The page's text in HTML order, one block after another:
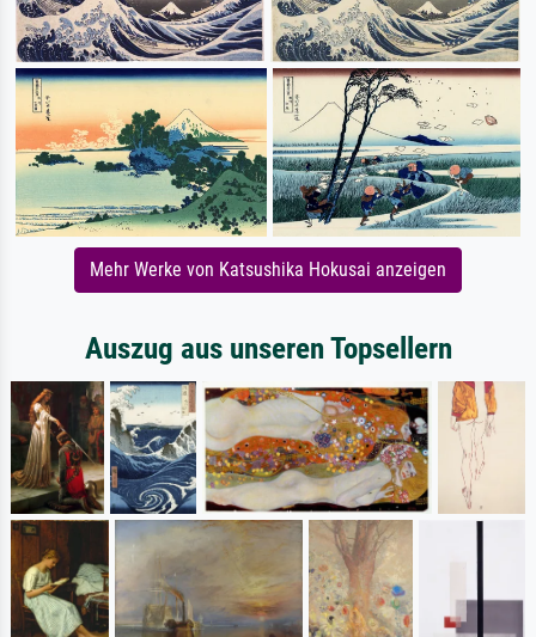
Mehr Werke von Katsushika Hokusai anzeigen
Auszug aus unseren Topsellern